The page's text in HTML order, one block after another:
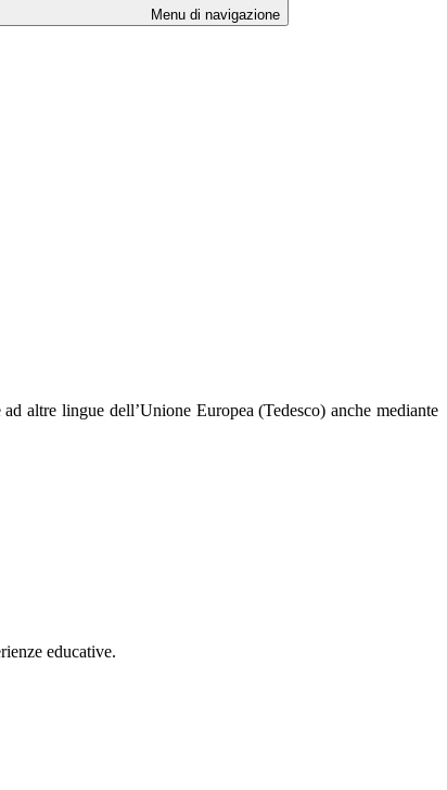
Menu di navigazione
altre lingue dell’Unione Europea (Tedesco) anche mediante
educative.